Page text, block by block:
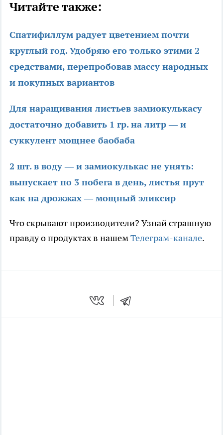
Читайте также:
Спатифиллум радует цветением почти
круглый год. Удобряю его только этими 2
средствами, перепробовав массу народных
и покупных вариантов
Для наращивания листьев замиокулькасу
достаточно добавить 1 гр. на литр — и
суккулент мощнее баобаба
2 шт. в воду — и замиокулькас не унять:
выпускает по 3 побега в день, листья прут
как на дрожжах — мощный эликсир
Что скрывают производители? Узнай страшную
правду о продуктах в нашемТелеграм-канале.